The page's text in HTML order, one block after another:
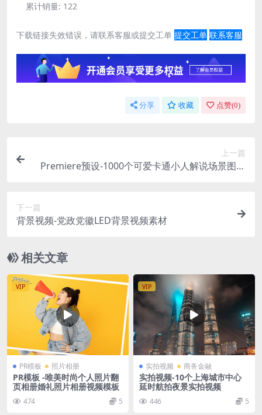
累计销量: 122
下载链接失效错误，请联系客服或提交工单 提交工单 联系客服
分享 收藏 点赞(0)
上一篇
Premiere预设-1000个可爱卡通小人解说场景图标
下一篇
背景视频-党政党徽LED背景视频素材
相关文章
VIP
PR模板 照片相册
PR模板 -唯美时尚个人照片翻
页相册婚礼照片相册视频模板
474 5
VIP
实拍视频 商务金融
实拍视频-10个上海城市中心
延时航拍夜景实拍视频
446 5